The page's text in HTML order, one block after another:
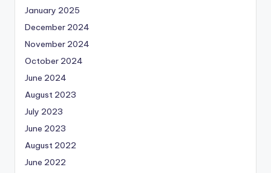
January 2025
December 2024
November 2024
October 2024
June 2024
August 2023
July 2023
June 2023
August 2022
June 2022